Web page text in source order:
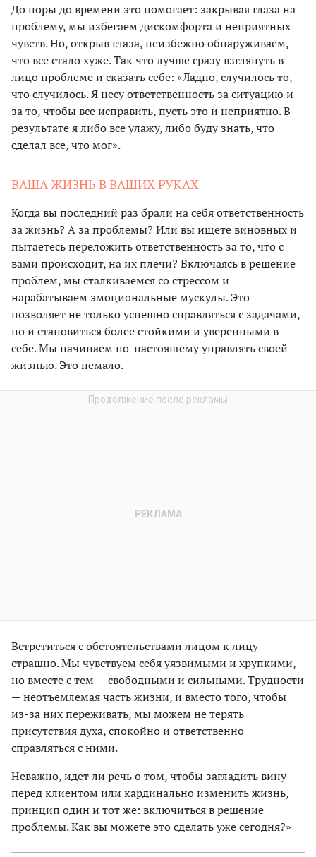
До поры до времени это помогает: закрывая глаза на
проблему, мы избегаем дискомфорта и неприятных
чувств. Но, открыв глаза, неизбежно обнаруживаем,
что все стало хуже. Так что лучше сразу взглянуть в
лицо проблеме и сказать себе: «Ладно, случилось то,
что случилось. Я несу ответственность за ситуацию и
за то, чтобы все исправить, пусть это и неприятно. В
результате я либо все улажу, либо буду знать, что
сделал все, что мог».
ВАША ЖИЗНЬ В ВАШИХ РУКАХ
Когда вы последний раз брали на себя ответственность
за жизнь? А за проблемы? Или вы ищете виновных и
пытаетесь переложить ответственность за то, что с
вами происходит, на их плечи? Включаясь в решение
проблем, мы сталкиваемся со стрессом и
нарабатываем эмоциональные мускулы. Это
позволяет не только успешно справляться с задачами,
но и становиться более стойкими и уверенными в
себе. Мы начинаем по-настоящему управлять своей
жизнью. Это немало.
Встретиться с обстоятельствами лицом к лицу
страшно. Мы чувствуем себя уязвимыми и хрупкими,
но вместе с тем — свободными и сильными. Трудности
— неотъемлемая часть жизни, и вместо того, чтобы
из-за них переживать, мы можем не терять
присутствия духа, спокойно и ответственно
справляться с ними.
Неважно, идет ли речь о том, чтобы загладить вину
перед клиентом или кардинально изменить жизнь,
принцип один и тот же: включиться в решение
проблемы. Как вы можете это сделать уже сегодня?»